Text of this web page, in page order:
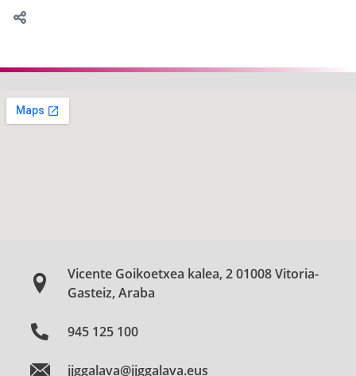
Vicente Goikoetxea kalea, 2 01008 Vitoria-
Gasteiz, Araba
945 125 100
jjggalava@jjggalava.eus